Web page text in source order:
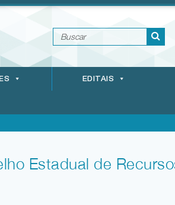
EDITAIS
Estadual de